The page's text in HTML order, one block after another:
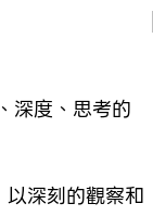
深度、思考的
深刻的觀察和